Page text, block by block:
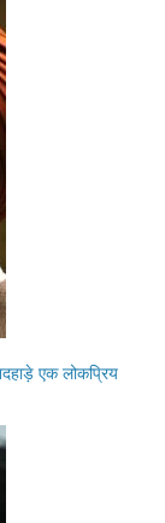
एक लोकप्रिय